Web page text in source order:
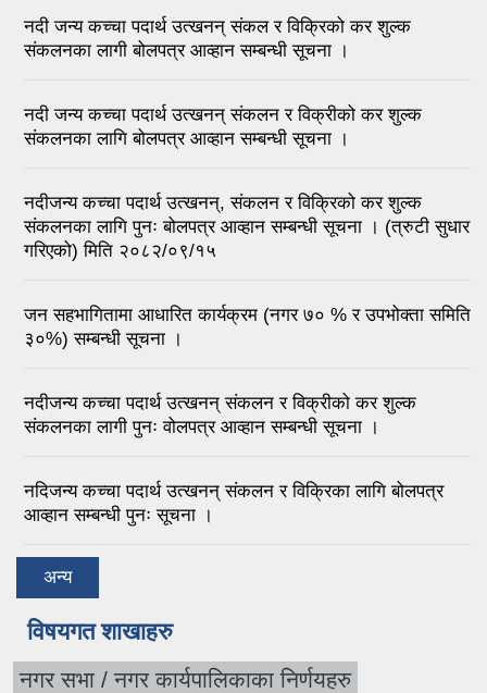
नदी जन्य कच्चा पदार्थ उत्खनन् संकल र विक्रिको कर शुल्क
संकलनका लागी बोलपत्र आव्हान सम्बन्धी सूचना ।
नदी जन्य कच्चा पदार्थ उत्खनन् संकलन र विक्रीको कर शुल्क
संकलनका लागि बोलपत्र आव्हान सम्बन्धी सूचना ।
नदीजन्य कच्चा पदार्थ उत्खनन्, संकलन र विक्रिको कर शुल्क
संकलनका लागि पुनः बोलपत्र आव्हान सम्बन्धी सूचना । (त्रुटी सुधार
गरिएको) मिति २०८२/०९/१५
जन सहभागितामा आधारित कार्यक्रम (नगर ७० % र उपभोक्ता समिति
३०%) सम्बन्धी सूचना ।
नदीजन्य कच्चा पदार्थ उत्खनन् संकलन र विक्रीको कर शुल्क
संकलनका लागी पुनः वोलपत्र आव्हान सम्बन्धी सूचना ।
नदिजन्य कच्चा पदार्थ उत्खनन् संकलन र विक्रिका लागि बोलपत्र
आव्हान सम्बन्धी पुनः सूचना ।
अन्य
विषयगत शाखाहरु
नगर सभा / नगर कार्यपालिकाका निर्णयहरु